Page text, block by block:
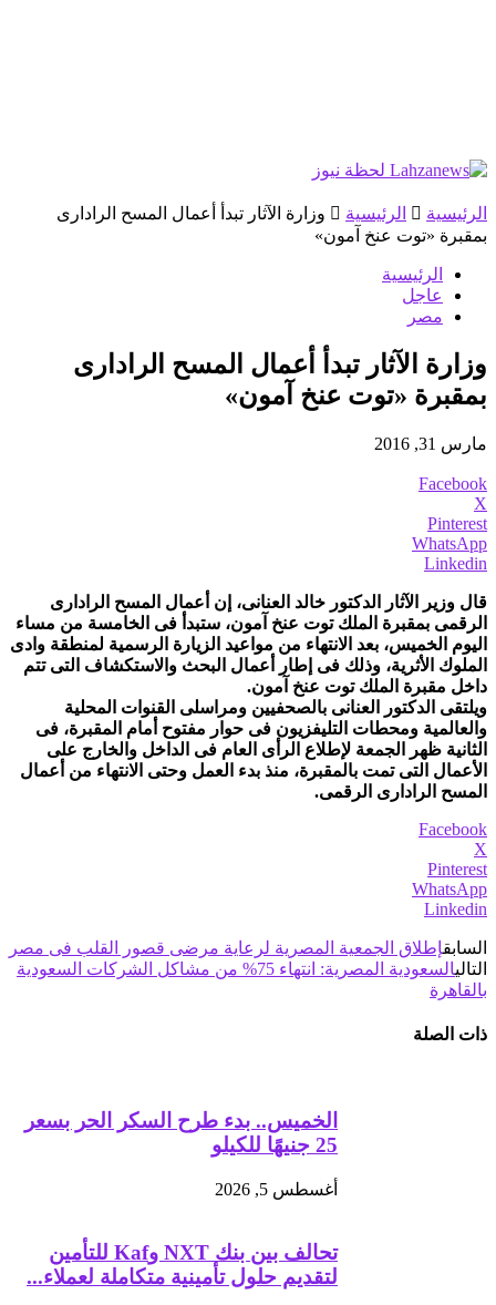
الرئيسية الرئيسية
وزارة الآثار تبدأ أعمال المسح الرادارى
بمقبرة «توت عنخ آمون»
الرئيسية
عاجل
مصر
وزارة الآثار تبدأ أعمال المسح الرادارى
بمقبرة «توت عنخ آمون»
مارس 31, 2016
Facebook
X
Pinterest
WhatsApp
Linkedin
قال وزير الآثار الدكتور خالد العنانى، إن أعمال المسح الرادارى
الرقمى بمقبرة الملك توت عنخ آمون، ستبدأ فى الخامسة من مساء
اليوم الخميس، بعد الانتهاء من مواعيد الزيارة الرسمية لمنطقة وادى
الملوك الأثرية، وذلك فى إطار أعمال البحث والاستكشاف التى تتم
داخل مقبرة الملك توت عنخ آمون.
ويلتقى الدكتور العنانى بالصحفيين ومراسلى القنوات المحلية
والعالمية ومحطات التليفزيون فى حوار مفتوح أمام المقبرة، فى
الثانية ظهر الجمعة لإطلاع الرأى العام فى الداخل والخارج على
الأعمال التى تمت بالمقبرة، منذ بدء العمل وحتى الانتهاء من أعمال
المسح الرادارى الرقمى.
Facebook
X
Pinterest
WhatsApp
Linkedin
السابقإطلاق الجمعية المصرية لرعاية مرضى قصور القلب فى مصر
التالي
السعودية المصرية: انتهاء 75% من مشاكل الشركات السعودية
بالقاهرة
ذات الصلة
الخميس.. بدء طرح السكر الحر بسعر
25 جنيهًا للكيلو
أغسطس 5, 2026
تحالف بين بنك NXT وKaf للتأمين
لتقديم حلول تأمينية متكاملة لعملاء...